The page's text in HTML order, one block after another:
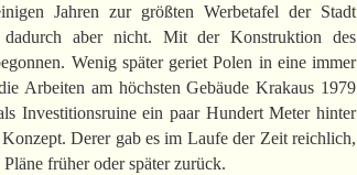
Jahren zur größten Werbetafel der Stadt
aber nicht. Mit der Konstruktion des
Wenig später geriet Polen in eine immer
Arbeiten am höchsten Gebäude Krakaus 1979
Investitionsruine ein paar Hundert Meter hinter
Derer gab es im Laufe der Zeit reichlich,
früher oder später zurück.